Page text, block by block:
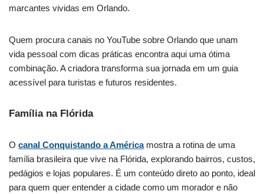
marcantes vividas em Orlando.
Quem procura canais no YouTube sobre Orlando que unam
vida pessoal com dicas práticas encontra aqui uma ótima
combinação. A criadora transforma sua jornada em um guia
acessível para turistas e futuros residentes.
Família na Flórida
O canal Conquistando a Américamostra a rotina de uma
família brasileira que vive na Flórida, explorando bairros, custos,
pedágios e lojas populares. É um conteúdo direto ao ponto, ideal
para quem quer entender a cidade como um morador e não